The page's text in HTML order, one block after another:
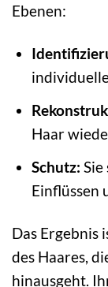
Ebenen:
Haar
Schutz:
Einflüssen
Das Ergebnis
des Haares,
hinausgeht.